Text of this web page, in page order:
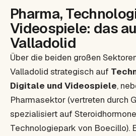
Pharma,
Videospiele: das
Valladolid
Über die beiden großen
Valladolid strategisch auf
Digitale und Videospiele,
Pharmasektor (vertreten durch
spezialisiert auf
Technologiepark von Boecillo).